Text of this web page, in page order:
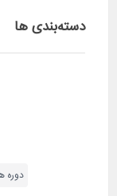
دسته‌بندی ها
دوره